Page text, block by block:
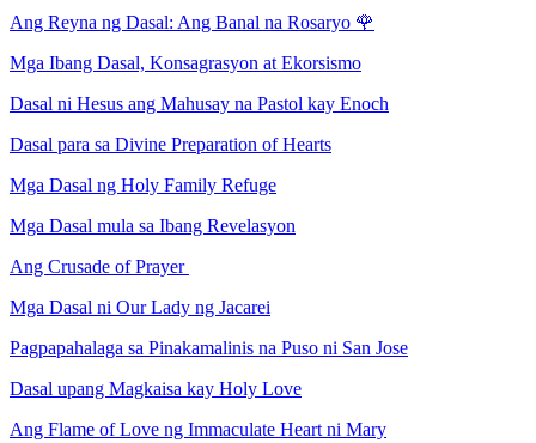
Ang Reyna ng Dasal: Ang Banal na Rosaryo 🌹
Mga Ibang Dasal, Konsagrasyon at Ekorsismo
Dasal ni Hesus ang Mahusay na Pastol kay Enoch
Dasal para sa Divine Preparation of Hearts
Mga Dasal ng Holy Family Refuge
Mga Dasal mula sa Ibang Revelasyon
Ang Crusade of Prayer
Mga Dasal ni Our Lady ng Jacarei
Pagpapahalaga sa Pinakamalinis na Puso ni San Jose
Dasal upang Magkaisa kay Holy Love
Ang Flame of Love ng Immaculate Heart ni Mary